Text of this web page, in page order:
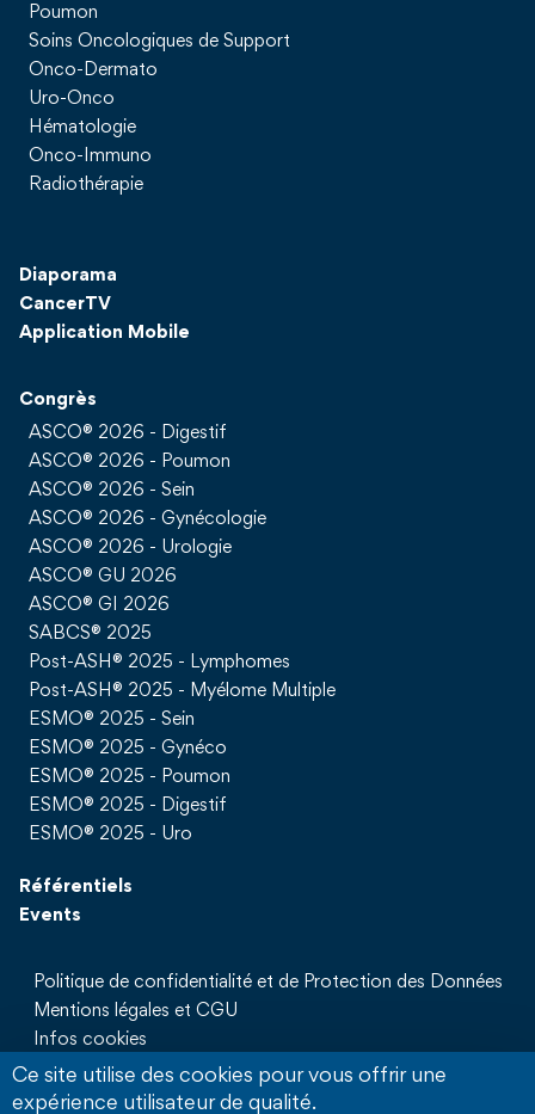
Poumon
Soins Oncologiques de Support
Onco-Dermato
Uro-Onco
Hématologie
Onco-Immuno
Radiothérapie
Diaporama
CancerTV
Application Mobile
Congrès
ASCO® 2026 - Digestif
ASCO® 2026 - Poumon
ASCO® 2026 - Sein
ASCO® 2026 - Gynécologie
ASCO® 2026 - Urologie
ASCO® GU 2026
ASCO® GI 2026
SABCS® 2025
Post-ASH® 2025 - Lymphomes
Post-ASH® 2025 - Myélome Multiple
ESMO® 2025 - Sein
ESMO® 2025 - Gynéco
ESMO® 2025 - Poumon
ESMO® 2025 - Digestif
ESMO® 2025 - Uro
Référentiels
Events
Politique de confidentialité et de Protection des Données
Mentions légales et CGU
Infos cookies
Qui sommes nous
Partenaires
Ce site utilise des cookies pour vous offrir une
expérience utilisateur de qualité.